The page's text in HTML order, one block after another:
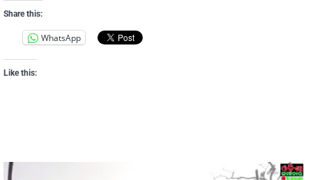
Share this:
WhatsApp
Like this: